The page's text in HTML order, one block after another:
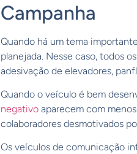
Campanha
Quando há um tema
planejada. Nesse caso, todos
adesivação de elevadores,
Quando o veículo é bem
negativo aparecem com
colaboradores desmotivados
Os veículos de comunicação